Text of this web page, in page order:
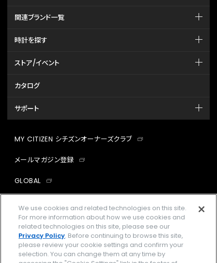
関連ブランド一覧
時計を探す
ストア/イベント
カタログ
サポート
MY CITIZEN シチズンオーナーズクラブ
メールマガジン登録
GLOBAL
facebookinstagramtwitter
企業情報 ご利用規約
We use cookies and related technologies on this site.
For more information about how we use cookies and
related technologies on this site, please see our
Privacy Policy. Before continuing to browse this site,
please review your cookie settings and confirm your
selection. You can change them at any time by